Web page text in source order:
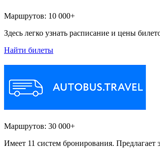
Маршрутов: 10 000+
Здесь легко узнать расписание и цены
Найти билеты
Маршрутов: 30 000+
Имеет 11 систем бронирования.